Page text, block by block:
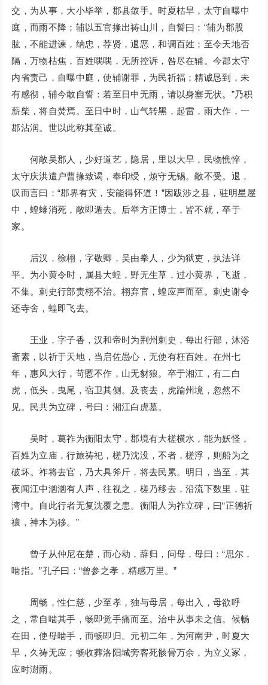
交，为从事，大小毕举，郡县敛手。时夏枯旱，太守自曝中
庭，而雨不降；辅以五官掾出祷山川，自誓曰：“辅为郡股
肱，不能进谏，纳忠，荐贤，退恶，和调百姓；至令天地否
隔，万物枯焦，百姓喁喁，无所控诉，咎尽在辅。今郡太守
内省责己，自曝中庭，使辅谢罪，为民祈福；精诚恳到，未
有感彻，辅今敢自誓：若至日中无雨，请以身塞无状。”乃积
薪柴，将自焚焉。至日中时，山气转黑，起雷，雨大作，一
郡沾润。世以此称其至诚。
何敞吴郡人，少好道艺，隐居，里以大旱，民物憔悴，
太守庆洪遣户曹掾致谒，奉印绶，烦守无锡。敞不受。退，
叹而言曰：“郡界有灾，安能得怀道！”因跋涉之县，驻明星屋
中，蝗蝝消死，敞即遁去。后举方正博士，皆不就，卒于
家。
后汉，徐栩，字敬卿，吴由拳人，少为狱吏，执法详
平。为小黄令时，属县大蝗，野无生草，过小黄界，飞逝，
不集。刺史行部责栩不治。栩弃官，蝗应声而至。刺史谢令
还寺舍，蝗即飞去。
王业，字子香，汉和帝时为荆州刺史，每出行部，沐浴
斋素，以祈于天地，当启佐愚心，无使有枉百姓。在州七
年，惠风大行，苛慝不作，山无豺狼。卒于湘江，有二白
虎，低头，曳尾，宿卫其侧。及丧去，虎踰州境，忽然不
见。民共为立碑，号曰：湘江白虎墓。
吴时，葛祚为衡阳太守，郡境有大槎横水，能为妖怪，
百姓为立庙，行旅祷祀，槎乃沈没，不者，槎浮，则船为之
破坏。祚将去官，乃大具斧斤，将去民累。明日，当至，其
夜闻江中汹汹有人声，往视之，槎乃移去，沿流下数里，驻
湾中。自此行者无复沈覆之患。衡阳人为祚立碑，曰“正德祈
禳，神木为移。”
曾子从仲尼在楚，而心动，辞归，问母，母曰：“思尔，
啮指。”孔子曰：“曾参之孝，精感万里。”
周畅，性仁慈，少至孝，独与母居，每出入，母欲呼
之，常自啮其手，畅即觉手痛而至。治中从事未之信。候畅
在田，使母啮手，而畅即归。元初二年，为河南尹，时夏大
旱，久祷无应；畅收葬洛阳城旁客死骸骨万余，为立义冢，
应时澍雨。